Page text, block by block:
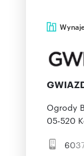
Ogrody
05-520